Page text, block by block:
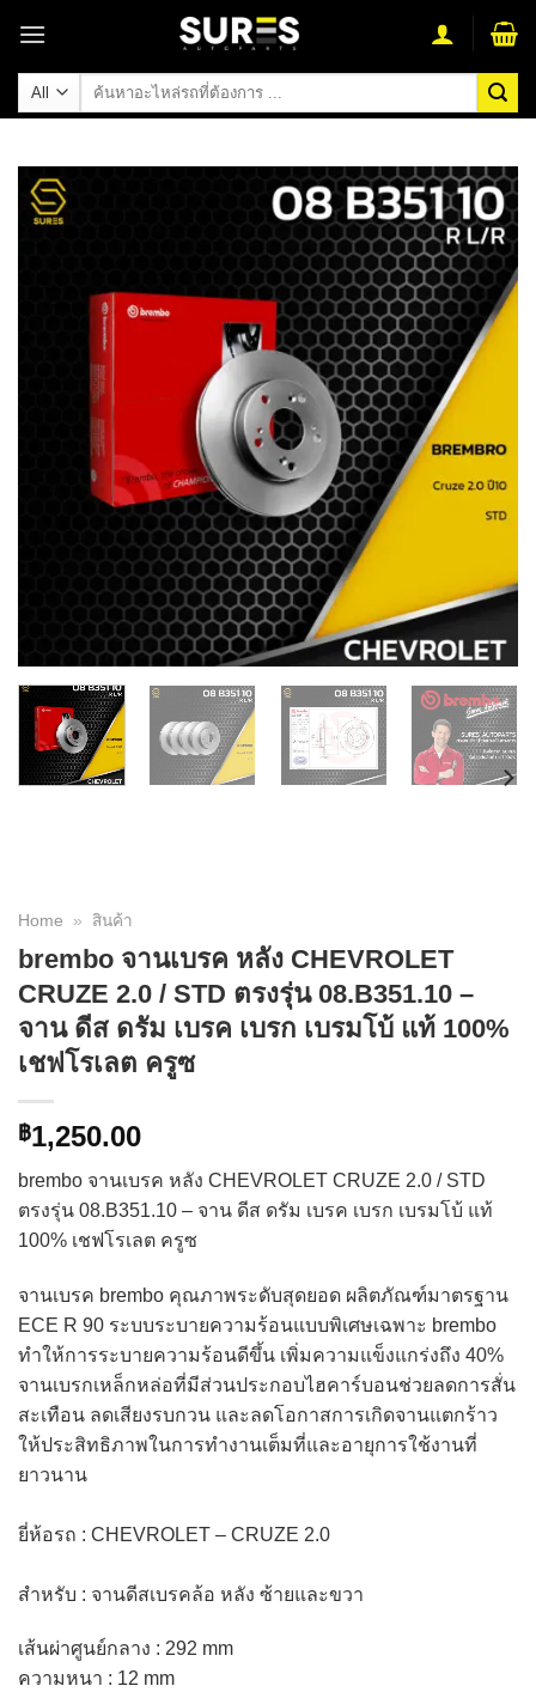
content
ค้นหา:
Home » สินค้า
brembo จานเบรค หลัง CHEVROLET
CRUZE 2.0 / STD ตรงรุ่น 08.B351.10 –
จาน ดีส ดรัม เบรค เบรก เบรมโบ้ แท้ 100%
เชฟโรเลต ครูซ
฿1,250.00
brembo จานเบรค หลัง CHEVROLET CRUZE 2.0 / STD
ตรงรุ่น 08.B351.10 – จาน ดีส ดรัม เบรค เบรก เบรมโบ้ แท้
100% เชฟโรเลต ครูซ
จานเบรค brembo คุณภาพระดับสุดยอด ผลิตภัณฑ์มาตรฐาน
ECE R 90 ระบบระบายความร้อนแบบพิเศษเฉพาะ brembo
ทำให้การระบายความร้อนดีขึ้น เพิ่มความแข็งแกร่งถึง 40%
จานเบรกเหล็กหล่อที่มีส่วนประกอบไฮคาร์บอนช่วยลดการสั่น
สะเทือน ลดเสียงรบกวน และลดโอกาสการเกิดจานแตกร้าว
ให้ประสิทธิภาพในการทำงานเต็มที่และอายุการใช้งานที่
ยาวนาน​
ยี่ห้อรถ : CHEVROLET – CRUZE 2.0
สำหรับ : จานดีสเบรคล้อ หลัง ซ้ายและขวา
เส้นผ่าศูนย์กลาง : 292 mm
ความหนา : 12 mm